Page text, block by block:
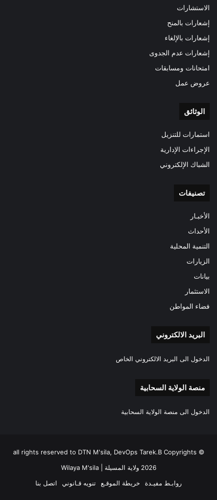
الاستشارات
إشعارات بالمنح
إشعارات بالإلغاء
إشعارات عدم الجدوى
امتحانات ومسابقات
عروض عمل
الوثائق
استمارات للتنزيل
الإجراءات الإدارية
الشباك الإلكتروني
تصنيفات
الأخبـار
الأحداث
التنمية المحلية
الزيارات
بيانات
الاستثمار
فضاء المواطن
البريد الالكتروني
الدخول الى البريد الالكتروني الخاص
منصة الولاية السحابية
الدخول الى منصة الولاية السحابية
all rights reserved to DTN M'sila, DevOps Tarek.B Copyrights ©
2026 ولاية المسيلة | Wilaya M'sila
روابـط مفيـدة
خريطة الموقـع تنويه قـانوني اتصل بنا